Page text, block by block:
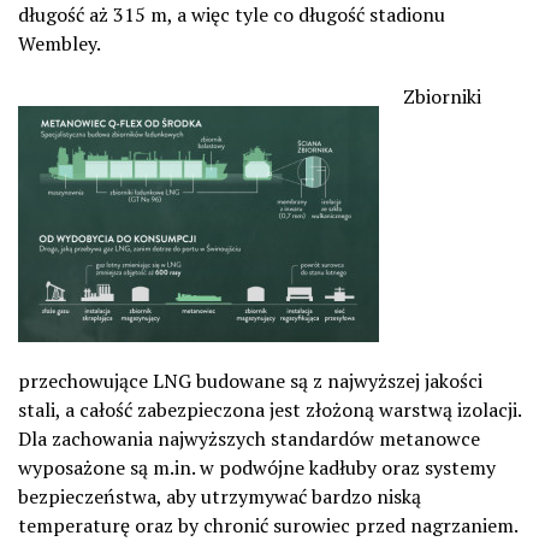
długość aż 315 m, a więc tyle co długość stadionu
Wembley.
Zbiorniki
przechowujące LNG budowane są z najwyższej jakości
stali, a całość zabezpieczona jest złożoną warstwą izolacji.
Dla zachowania najwyższych standardów metanowce
wyposażone są m.in. w podwójne kadłuby oraz systemy
bezpieczeństwa, aby utrzymywać bardzo niską
temperaturę oraz by chronić surowiec przed nagrzaniem.